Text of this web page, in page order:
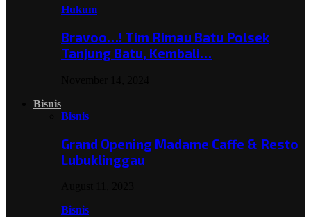
Hukum
Bravoo…! Tim Rimau Batu Polsek
Tanjung Batu, Kembali…
Bisnis
Bisnis
Grand Opening Madame Caffe & Resto
Lubuklinggau
Bisnis